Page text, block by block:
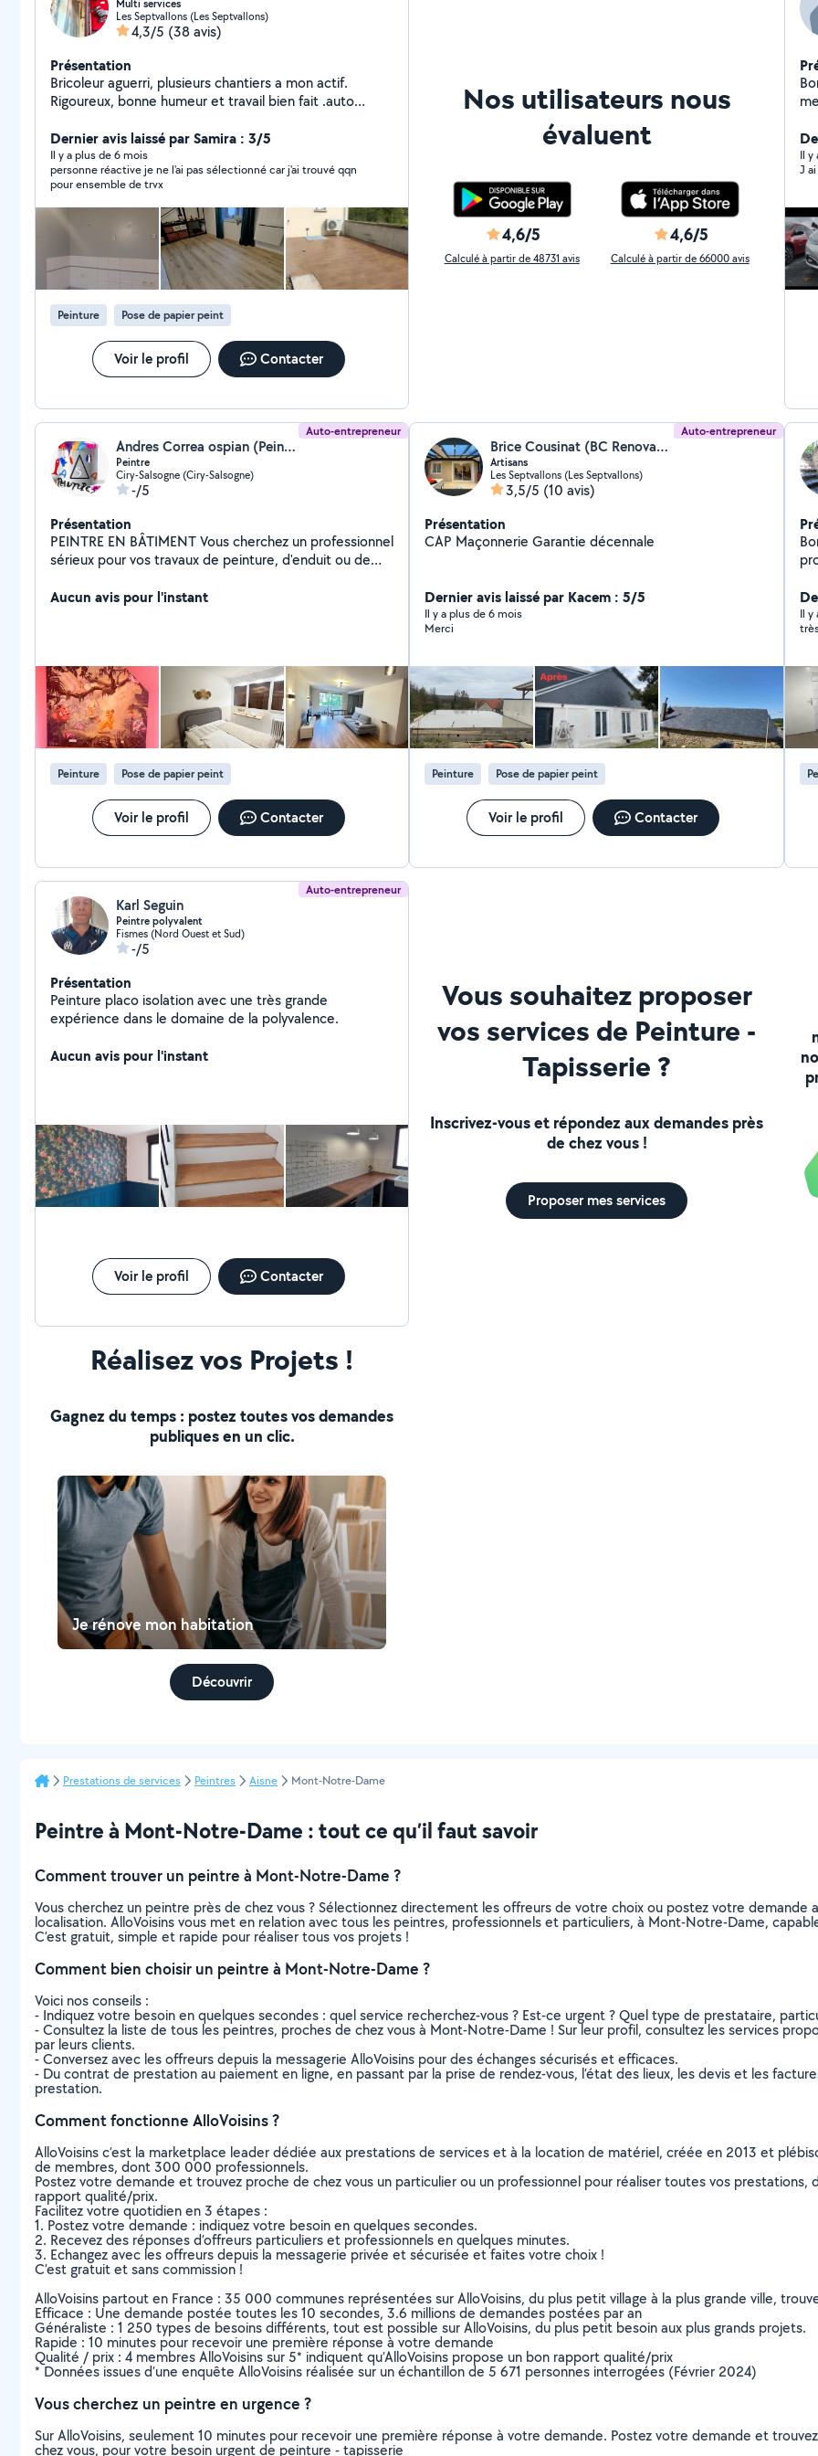
Multi services
Les Septvallons (Les Septvallons)
4,3/5 (38 avis)
Présentation
Bricoleur aguerri, plusieurs chantiers a mon actif.
Rigoureux, bonne humeur et travail bien fait .auto
Dernier avis laissé par Samira : 3/5
Il y a plus de 6 mois
personne réactive je ne l'ai pas sélectionné car j'ai trouvé qqn
pour ensemble de trvx
Peinture Pose de papier peint
Voir le profil Contacter
Nos utilisateurs nous
évaluent
4,6/5
Calculé à partir de 48731 avis
4,6/5
Calculé à partir de 66000 avis
Il y
Auto-entrepreneur
Andres Correa ospian (Peintures ASA)
Peintre
Ciry-Salsogne (Ciry-Salsogne)
-/5
Présentation
PEINTRE EN BÂTIMENT Vous cherchez un professionnel
sérieux pour vos travaux de peinture, d'enduit ou de
d'expérience dans le bâtiment, je vous propose un
Aucun avis pour l'instant
Peinture Pose de papier peint
Voir le profil Contacter
Auto-entrepreneur
Brice Cousinat (BC Renovation)
Artisans
Les Septvallons (Les Septvallons)
3,5/5 (10 avis)
Présentation
CAP Maçonnerie Garantie décennale
Dernier avis laissé par Kacem : 5/5
Il y a plus de 6 mois
Merci
Peinture Pose de papier peint
Voir le profil Contacter
Il y
Auto-entrepreneur
Karl Seguin
Peintre polyvalent
Fismes (Nord Ouest et Sud)
-/5
Présentation
Peinture placo isolation avec une très grande
expérience dans le domaine de la polyvalence.
Aucun avis pour l'instant
Voir le profil Contacter
Vous souhaitez proposer
vos services de Peinture -
Tapisserie ?
Inscrivez-vous et répondez aux demandes près
de chez vous !
Proposer mes services
Réalisez vos Projets !
Gagnez du temps : postez toutes vos demandes
publiques en un clic.
Je rénove mon habitation
Découvrir
Prestations de services Peintres Aisne Mont-Notre-Dame
Peintre à Mont-Notre-Dame : tout ce qu’il faut savoir
Comment trouver un peintre à Mont-Notre-Dame ?
Vous cherchez un peintre près de chez vous ? Sélectionnez directement les offreurs de votre choix ou postez votre
localisation. AlloVoisins vous met en relation avec tous les peintres, professionnels et particuliers, à Mont-Notre-Dame,
C’est gratuit, simple et rapide pour réaliser tous vos projets !
Comment bien choisir un peintre à Mont-Notre-Dame ?
Voici nos conseils :
- Indiquez votre besoin en quelques secondes : quel service recherchez-vous ? Est-ce urgent ? Quel type de prestataire,
- Consultez la liste de tous les peintres, proches de chez vous à Mont-Notre-Dame ! Sur leur profil, consultez les services
par leurs clients.
- Conversez avec les offreurs depuis la messagerie AlloVoisins pour des échanges sécurisés et efficaces.
- Du contrat de prestation au paiement en ligne, en passant par la prise de rendez-vous, l’état des lieux, les devis et les
prestation.
Comment fonctionne AlloVoisins ?
AlloVoisins c’est la marketplace leader dédiée aux prestations de services et à la location de matériel, créée en 2013 et
de membres, dont 300 000 professionnels.
Postez votre demande et trouvez proche de chez vous un particulier ou un professionnel pour réaliser toutes vos
rapport qualité/prix.
Facilitez votre quotidien en 3 étapes :
1. Postez votre demande : indiquez votre besoin en quelques secondes.
2. Recevez des réponses d’offreurs particuliers et professionnels en quelques minutes.
3. Echangez avec les offreurs depuis la messagerie privée et sécurisée et faites votre choix !
C’est gratuit et sans commission !
AlloVoisins partout en France : 35 000 communes représentées sur AlloVoisins, du plus petit village à la plus grande ville,
Efficace : Une demande postée toutes les 10 secondes, 3.6 millions de demandes postées par an
Généraliste : 1 250 types de besoins différents, tout est possible sur AlloVoisins, du plus petit besoin aux plus grands projets.
Rapide : 10 minutes pour recevoir une première réponse à votre demande
Qualité / prix : 4 membres AlloVoisins sur 5* indiquent qu’AlloVoisins propose un bon rapport qualité/prix
* Données issues d’une enquête AlloVoisins réalisée sur un échantillon de 5 671 personnes interrogées (Février 2024)
Vous cherchez un peintre en urgence ?
Sur AlloVoisins, seulement 10 minutes pour recevoir une première réponse à votre demande. Postez votre demande et
chez vous, pour votre besoin urgent de peinture - tapisserie